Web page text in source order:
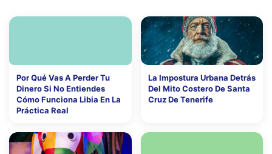
Por Qué Vas A Perder Tu
Dinero Si No Entiendes
Cómo Funciona Libia En La
Práctica Real
La Impostura Urbana Detrás
Del Mito Costero De Santa
Cruz De Tenerife